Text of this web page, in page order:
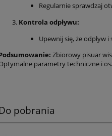
Regularnie sprawdzaj
Kontrola odpływu:
Upewnij się, że odpływ
Zbiorowy pisuar
parametry techniczne i
Do pobrania